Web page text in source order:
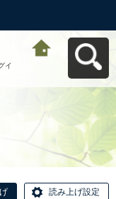
イ
読み上げ設定